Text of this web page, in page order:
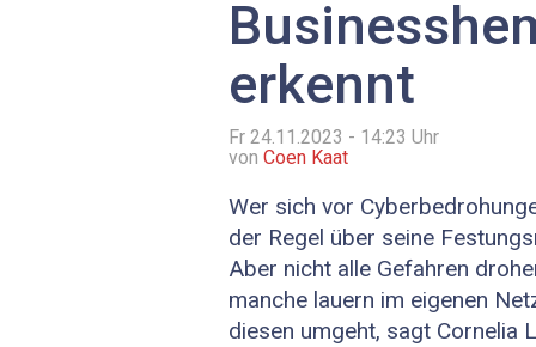
erkennt
Fr 24.11.2023 - 14:23 Uhr
von Coen Kaat
Wer sich vor
der Regel über seine
Aber nicht alle ­Gefahren
manche lauern im eigenen
diesen umgeht, sagt Cornelia